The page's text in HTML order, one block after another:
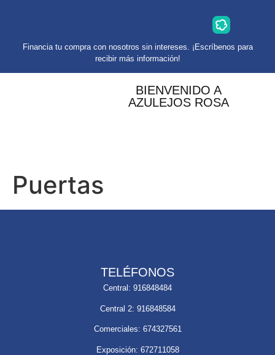
Financia tu compra con nosotros sin intereses. ¡Escríbenos para
recibir más información!
BIENVENIDO A
AZULEJOS ROSA
Puertas
TELÉFONOS
Central: 916848484
Central 2: 916848584
Comerciales: 674327561
Exposición: 672711058